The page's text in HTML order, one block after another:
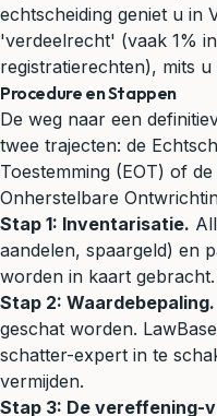
echtscheiding geniet u in
'verdeelrecht' (vaak 1%
registratierechten), mits
Procedure en Stappen
De weg naar een
twee trajecten: de
Toestemming (EOT) of
Onherstelbare
Stap 1: Inventarisatie.
aandelen, spaargeld) en
worden in kaart gebracht.
Stap 2: Waardebepaling.
geschat worden.
schatter-expert in te
vermijden.
Stap 3: De vereffening-